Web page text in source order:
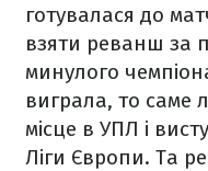
готувалася до
взяти реванш за
минулого
виграла, то саме
місце в УПЛ і
Ліги Європи. Та